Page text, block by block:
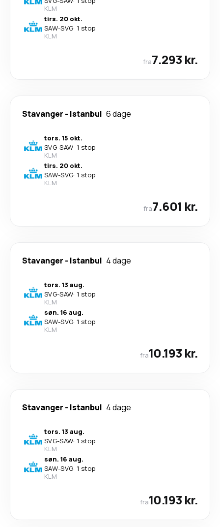
KLM
tirs. 20 okt.
SAW-SVG· 1 stop
KLM
fra7.293 kr.
Stavanger - Istanbul 6 dage
tors. 15 okt.
SVG-SAW· 1 stop
KLM
tirs. 20 okt.
SAW-SVG· 1 stop
KLM
fra7.601 kr.
Stavanger - Istanbul 4 dage
tors. 13 aug.
SVG-SAW· 1 stop
KLM
søn. 16 aug.
SAW-SVG· 1 stop
KLM
fra10.193 kr.
Stavanger - Istanbul 4 dage
tors. 13 aug.
SVG-SAW· 1 stop
KLM
søn. 16 aug.
SAW-SVG· 1 stop
KLM
fra10.193 kr.